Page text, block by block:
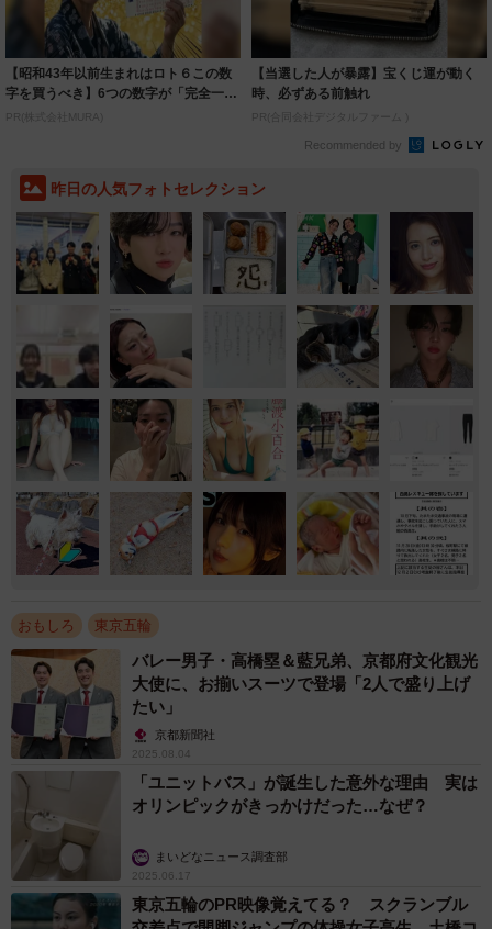
【昭和43年以前生まれはロト６この数
字を買うべき】6つの数字が「完全一
致」する方...
PR(株式会社MURA)
【当選した人が暴露】宝くじ運が動く
時、必ずある前触れ
PR(合同会社デジタルファーム )
Recommended by
昨日の人気フォトセレクション
おもしろ 東京五輪
バレー男子・高橋塁＆藍兄弟、京都府文化観光
大使に、お揃いスーツで登場「2人で盛り上げ
たい」
京都新聞社
2025.08.04
「ユニットバス」が誕生した意外な理由 実は
オリンピックがきっかけだった…なぜ？
まいどなニュース調査部
2025.06.17
東京五輪のPR映像覚えてる？ スクランブル